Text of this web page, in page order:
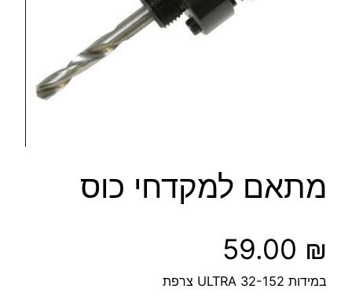
מתאם למקדחי כוס
59.00 ₪
במידות 32-152 ULTRA צרפת